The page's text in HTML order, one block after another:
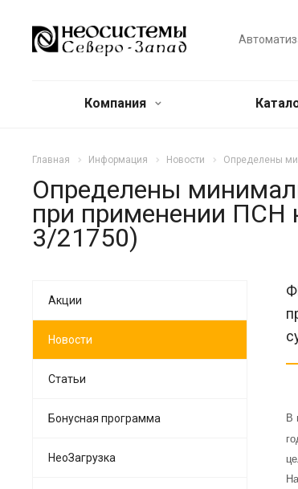
Компания
Главная Информация Новости Определены
Определены
при применении ПСН
3/21750)
В
Акции
Новости
Статьи
Бонусная программа
НеоЗагрузка